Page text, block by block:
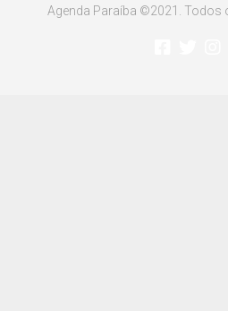
Agenda Paraíba ©2021. Todos